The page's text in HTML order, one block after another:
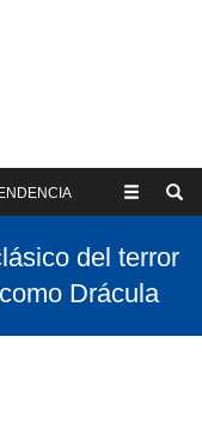
del terror
Drácula